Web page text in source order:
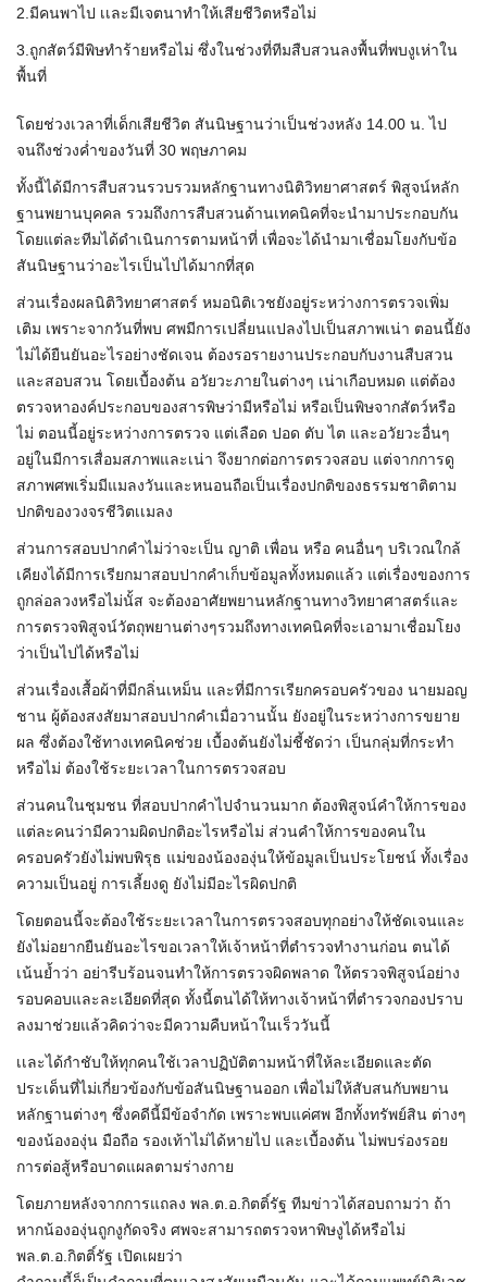
2.มีคนพาไป เเละมีเจตนาทำให้เสียชีวิตหรือไม่
3.ถูกสัตว์มีพิษทำร้ายหรือไม่ ซึ่งในช่วงที่ทีมสืบสวนลงพื้นที่พบงูเห่าใน
พื้นที่
โดยช่วงเวลาที่เด็กเสียชีวิต สันนิษฐานว่าเป็นช่วงหลัง 14.00 น. ไป
จนถึงช่วงค่ำของวันที่ 30 พฤษภาคม
ทั้งนี้ได้มีการสืบสวนรวบรวมหลักฐานทางนิติวิทยาศาสตร์ พิสูจน์หลัก
ฐานพยานบุคคล รวมถึงการสืบสวนด้านเทคนิคที่จะนำมาประกอบกัน
โดยแต่ละทีมได้ดำเนินการตามหน้าที่ เพื่อจะได้นำมาเชื่อมโยงกับข้อ
สันนิษฐานว่าอะไรเป็นไปได้มากที่สุด
ส่วนเรื่องผลนิติวิทยาศาสตร์ หมอนิติเวชยังอยู่ระหว่างการตรวจเพิ่ม
เติม เพราะจากวันที่พบ ศพมีการเปลี่ยนแปลงไปเป็นสภาพเน่า ตอนนี้ยัง
ไม่ได้ยืนยันอะไรอย่างชัดเจน ต้องรอรายงานประกอบกับงานสืบสวน
และสอบสวน โดยเบื้องต้น อวัยวะภายในต่างๆ เน่าเกือบหมด แต่ต้อง
ตรวจหาองค์ประกอบของสารพิษว่ามีหรือไม่ หรือเป็นพิษจากสัตว์หรือ
ไม่ ตอนนี้อยู่ระหว่างการตรวจ แต่เลือด ปอด ตับ ไต และอวัยวะอื่นๆ
อยู่ในมีการเสื่อมสภาพและเน่า จึงยากต่อการตรวจสอบ แต่จากการดู
สภาพศพเริ่มมีแมลงวันและหนอนถือเป็นเรื่องปกติของธรรมชาติตาม
ปกติของวงจรชีวิตเเมลง
ส่วนการสอบปากคำไม่ว่าจะเป็น ญาติ เพื่อน หรือ คนอื่นๆ บริเวณใกล้
เคียงได้มีการเรียกมาสอบปากคำเก็บข้อมูลทั้งหมดแล้ว แต่เรื่องของการ
ถูกล่อลวงหรือไม่นั้ส จะต้องอาศัยพยานหลักฐานทางวิทยาศาสตร์และ
การตรวจพิสูจน์วัตถุพยานต่างๆรวมถึงทางเทคนิคที่จะเอามาเชื่อมโยง
ว่าเป็นไปได้หรือไม่
ส่วนเรื่องเสื้อผ้าที่มีกลิ่นเหม็น และที่มีการเรียกครอบครัวของ นายมอญ
ชาน ผู้ต้องสงสัยมาสอบปากคำเมื่อวานนั้น ยังอยู่ในระหว่างการขยาย
ผล ซึ่งต้องใช้ทางเทคนิคช่วย เบื้องต้นยังไม่ชี้ชัดว่า เป็นกลุ่มที่กระทำ
หรือไม่ ต้องใช้ระยะเวลาในการตรวจสอบ
ส่วนคนในชุมชน ที่สอบปากคำไปจำนวนมาก ต้องพิสูจน์คำให้การของ
แต่ละคนว่ามีความผิดปกติอะไรหรือไม่ ส่วนคำให้การของคนใน
ครอบครัวยังไม่พบพิรุธ แม่ของน้ององุ่นให้ข้อมูลเป็นประโยชน์ ทั้งเรื่อง
ความเป็นอยู่ การเลี้ยงดู ยังไม่มีอะไรผิดปกติ
โดยตอนนี้จะต้องใช้ระยะเวลาในการตรวจสอบทุกอย่างให้ชัดเจนและ
ยังไม่อยากยืนยันอะไรขอเวลาให้เจ้าหน้าที่ตำรวจทำงานก่อน ตนได้
เน้นย้ำว่า อย่ารีบร้อนจนทำให้การตรวจผิดพลาด ให้ตรวจพิสูจน์อย่าง
รอบคอบและละเอียดที่สุด ทั้งนี้ตนได้ให้ทางเจ้าหน้าที่ตำรวจกองปราบ
ลงมาช่วยแล้วคิดว่าจะมีความคืบหน้าในเร็ววันนี้
เเละได้กำชับให้ทุกคนใช้เวลาปฏิบัติตามหน้าที่ให้ละเอียดและตัด
ประเด็นที่ไม่เกี่ยวข้องกับข้อสันนิษฐานออก เพื่อไม่ให้สับสนกับพยาน
หลักฐานต่างๆ ซึ่งคดีนี้มีข้อจำกัด เพราะพบแค่ศพ อีกทั้งทรัพย์สิน ต่างๆ
ของน้ององุ่น มือถือ รองเท้าไม่ได้หายไป และเบื้องต้น ไม่พบร่องรอย
การต่อสู้หรือบาดแผลตามร่างกาย
โดยภายหลังจากการแถลง พล.ต.อ.กิตติ์รัฐ ทีมข่าวได้สอบถามว่า ถ้า
หากน้ององุ่นถูกงูกัดจริง ศพจะสามารถตรวจหาพิษงูได้หรือไม่
พล.ต.อ.กิตติ์รัฐ เปิดเผยว่า